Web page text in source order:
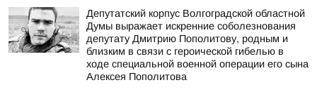
Депутатский корпус Волгоградской областной
Думы выражает искренние соболезнования
депутату Дмитрию Пополитову, родным и
близким в связи с героической гибелью в
ходе специальной военной операции его сына
Алексея Пополитова